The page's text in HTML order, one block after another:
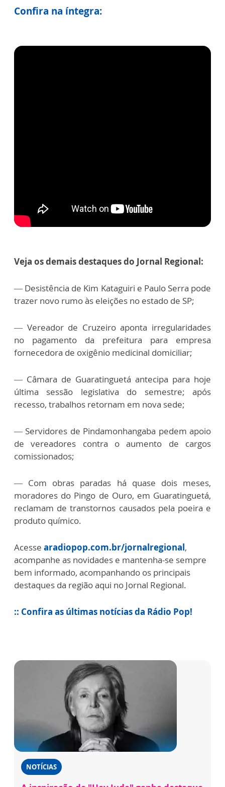
Confira na íntegra:
Veja os demais destaques do Jornal Regional:
— Desistência de Kim Kataguiri e Paulo Serra pode
trazer novo rumo às eleições no estado de SP;
— Vereador de Cruzeiro aponta irregularidades
no pagamento da prefeitura para empresa
fornecedora de oxigênio medicinal domiciliar;
— Câmara de Guaratinguetá antecipa para hoje
última sessão legislativa do semestre; após
recesso, trabalhos retornam em nova sede;
— Servidores de Pindamonhangaba pedem apoio
de vereadores contra o aumento de cargos
comissionados;
— Com obras paradas há quase dois meses,
moradores do Pingo de Ouro, em Guaratinguetá,
reclamam de transtornos causados pela poeira e
produto químico.
Acesse aradiopop.com.br/jornalregional,
acompanhe as novidades e mantenha-se sempre
bem informado, acompanhando os principais
destaques da região aqui no Jornal Regional.
:: Confira as últimas notícias da Rádio Pop!
NOTÍCIAS